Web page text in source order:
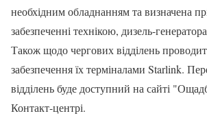
необхідним обладнанням та визначена
забезпеченні технікою, дизель-
Також щодо чергових відділень
забезпечення їх терміналами Starlink.
відділень буде доступний на сайті
Контакт-центрі.